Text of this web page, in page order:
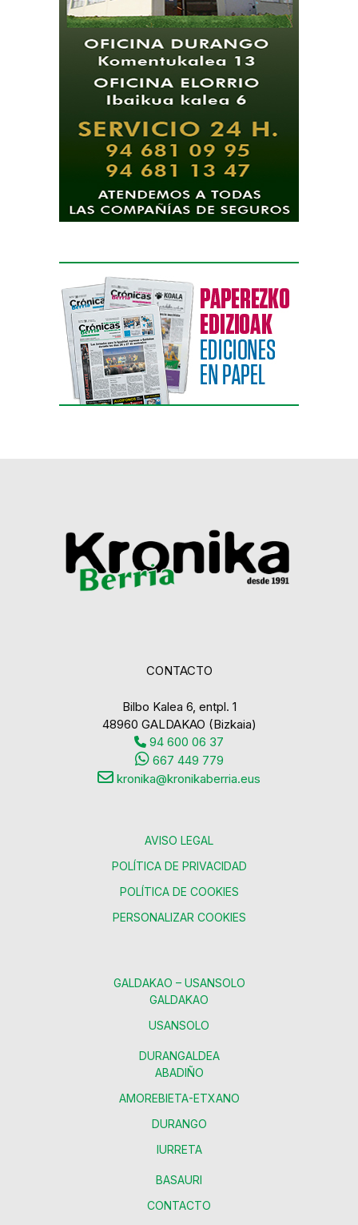
CONTACTO
Bilbo Kalea 6, entpl. 1
48960 GALDAKAO (Bizkaia)
94 600 06 37
667 449 779
kronika@kronikaberria.eus
AVISO LEGAL
POLÍTICA DE PRIVACIDAD
POLÍTICA DE COOKIES
PERSONALIZAR COOKIES
GALDAKAO – USANSOLO
GALDAKAO
USANSOLO
DURANGALDEA
ABADIÑO
AMOREBIETA-ETXANO
DURANGO
IURRETA
BASAURI
CONTACTO